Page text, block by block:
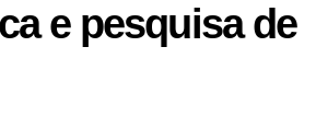
e pesquisa de